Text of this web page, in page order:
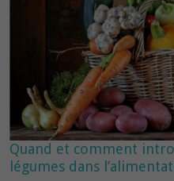
Quand et comment
légumes dans